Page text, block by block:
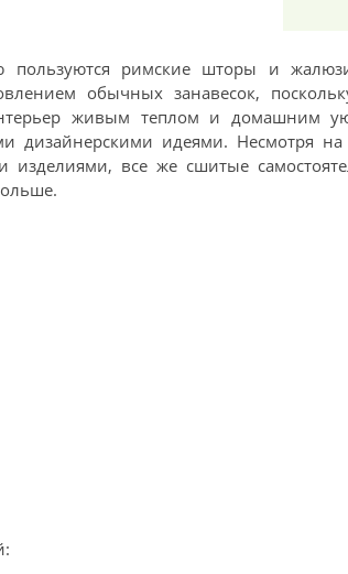
пользуются римские шторы и
обычных занавесок,
живым теплом и домашним
дизайнерскими идеями. Несмотря на
изделиями, все же сшитые